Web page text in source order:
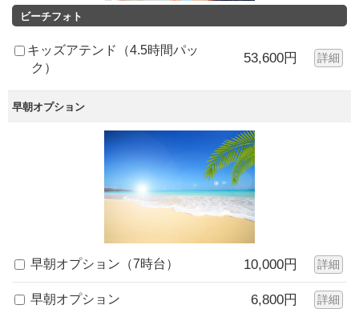
ビーチフォト
キッズアテンド（4.5時間パッ
ク）
53,600円 詳細
早朝オプション
早朝オプション（7時台） 10,000円 詳細
早朝オプション 6,800円 詳細